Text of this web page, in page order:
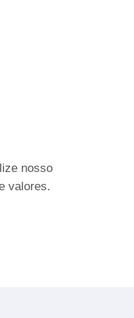
nosso
valores.